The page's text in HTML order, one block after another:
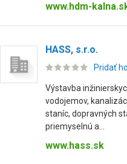
www.hdm-
HASS, s.r.o.
Pridať
Výstavba
vodojemov,
staníc, dopravných
priemyselnú a...
www.hass.sk